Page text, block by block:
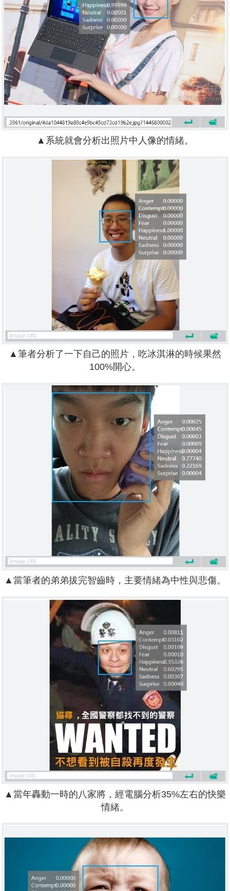
▲系統就會分析出照片中人像的情緒。
▲筆者分析了一下自己的照片，吃冰淇淋的時候果然
100%開心。
▲當筆者的弟弟拔完智齒時，主要情緒為中性與悲傷。
▲當年轟動一時的八家將，經電腦分析35%左右的快樂
情緒。